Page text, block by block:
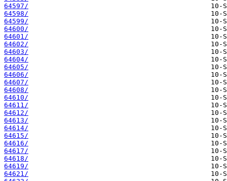
64597/
64598/
64599/
64600/
64601/
64602/
64603/
64604/
64605/
64606/
64607/
64608/
64610/
64611/
64612/
64613/
64614/
64615/
64616/
64617/
64618/
64619/
64621/